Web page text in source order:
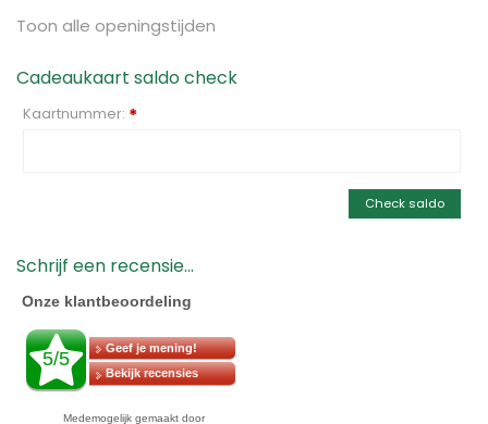
Toon alle openingstijden
Cadeaukaart saldo check
Kaartnummer: *
Check saldo
Schrijf een recensie...